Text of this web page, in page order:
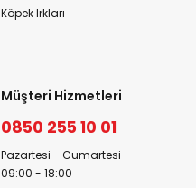
Köpek Irkları
Müşteri Hizmetleri
0850 255 10 01
Pazartesi - Cumartesi
09:00 - 18:00